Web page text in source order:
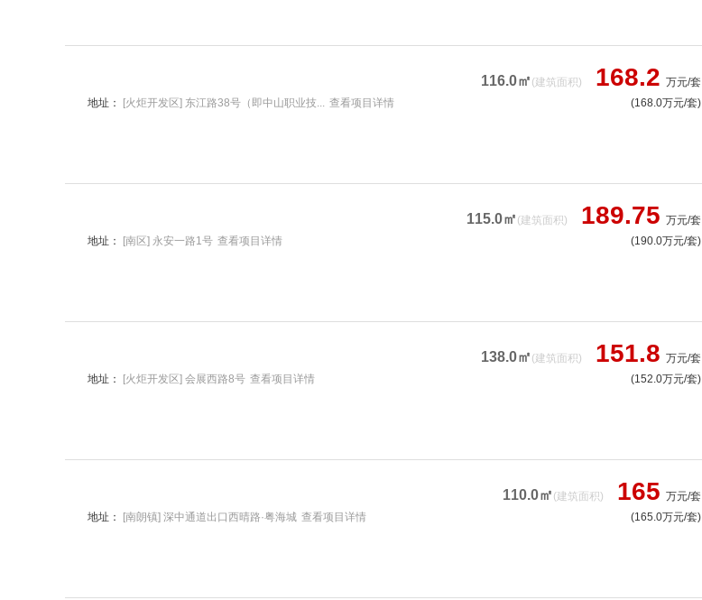
116.0㎡ (建筑面积) 168.2 万元/套
地址：
[火炬开发区] 东江路38号（即中山职业技... 查看项目详情 (168.0万元/套)
115.0㎡ (建筑面积) 189.75 万元/套
地址：
[南区] 永安一路1号 查看项目详情 (190.0万元/套)
138.0㎡ (建筑面积) 151.8 万元/套
地址：
[火炬开发区] 会展西路8号 查看项目详情 (152.0万元/套)
110.0㎡ (建筑面积) 165 万元/套
地址：
[南朗镇] 深中通道出口西晴路·粤海城 查看项目详情 (165.0万元/套)